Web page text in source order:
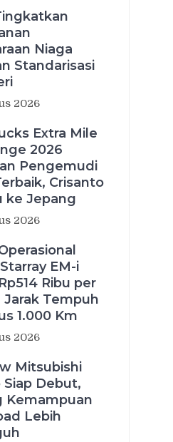
Niaga
Standarisasi
2026
Extra Mile
2026
Pengemudi
Crisanto
ke Jepang
2026
EM-i
Ribu per
Jarak Tempuh
1.000 Km
2026
Mitsubishi
Siap Debut,
Kemampuan
Lebih